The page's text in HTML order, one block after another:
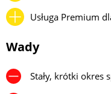
Usługa Premium
Wady
Stały, krótki okres